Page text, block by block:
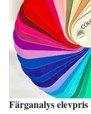
Färganalys